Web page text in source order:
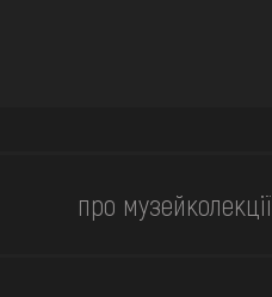
про музейколекції